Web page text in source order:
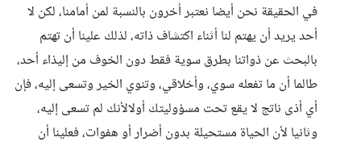
في الحقيقة نحن أيضا نعتبر أخرون بالنسبة لمن أمامنا، لكن لا
أحد يريد أن يهتم لنا أثناء اكتشاف ذاته، لذلك علينا أن تهتم
بالبحث عن ذواتنا بطرق سوية فقط دون الخوف من إليذاء أحد،
طالما أن ما تفعله سوي، وأخلاقي، وتنوي الخير وتسعى إليه، فإن
أي أذى ناتج لا يقع تحت مسؤوليتك أولالأنك لم تسعى إليه،
وثانيا لأن الحياة مستحيلة بدون أضرار أو هفوات، فعلينا أن